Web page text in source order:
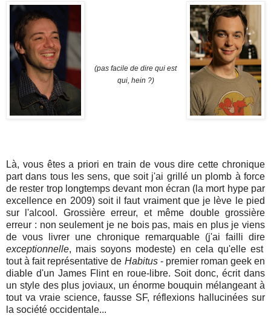
(pas facile de dire qui est
qui, hein ?)
Là, vous êtes a priori en train de vous dire cette chronique
part dans tous les sens, que soit j'ai grillé un plomb à force
de rester trop longtemps devant mon écran (la mort hype par
excellence en 2009) soit il faut vraiment que je lève le pied
sur l'alcool. Grossière erreur, et même double grossière
erreur : non seulement je ne bois pas, mais en plus je viens
de vous livrer une chronique remarquable (j'ai failli dire
exceptionnelle, mais soyons modeste) en cela qu'elle est
tout à fait représentative de Habitus- premier roman geek en
diable d'un James Flint en roue-libre. Soit donc, écrit dans
un style des plus joviaux, un énorme bouquin mélangeant à
tout va vraie science, fausse SF, réflexions hallucinées sur
la société occidentale...